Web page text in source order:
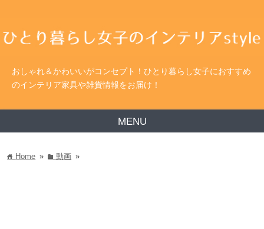
おしゃれ＆かわいいがコンセプト！ひとり暮らし女子におすすめ
のインテリア家具や雑貨情報をお届け！
MENU
home Home » folder動画 »